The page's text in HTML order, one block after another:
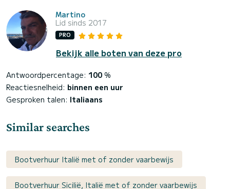
Martino
Lid sinds 2017
PRO
Bekijk alle boten van deze pro
Antwoordpercentage: 100 %
Reactiesnelheid: binnen een uur
Gesproken talen: Italiaans
Similar searches
Bootverhuur Italië met of zonder vaarbewijs
Bootverhuur Sicilië, Italië met of zonder vaarbewijs